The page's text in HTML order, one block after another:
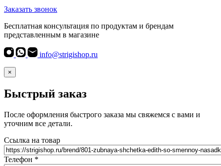
Заказать звонок
Бесплатная консультация по продуктам и брендам
представленным в магазине
info@strigishop.ru
×
Быстрый заказ
После оформления быстрого заказа мы свяжемся с вами и
уточним все детали.
Ссылка на товар
Телефон *